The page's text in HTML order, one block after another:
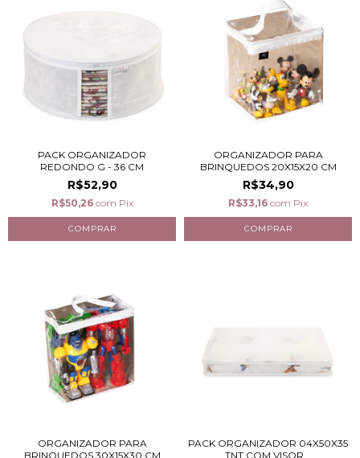
PACK ORGANIZADOR
REDONDO G - 36 CM
R$52,90
R$50,26 com Pix
ORGANIZADOR PARA
BRINQUEDOS 20X15X20 CM
R$34,90
R$33,16 com Pix
ORGANIZADOR PARA
BRINQUEDOS 30X15X30 CM
PACK ORGANIZADOR 04X50X35
TNT COM VISOR...